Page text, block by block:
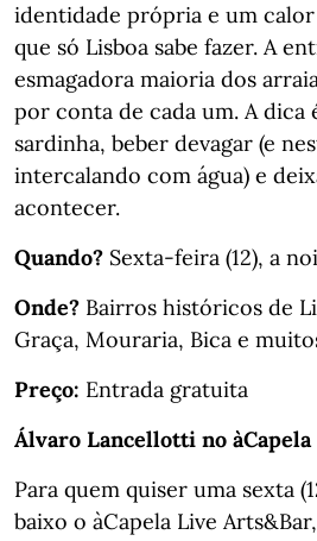
identidade própria e um
que só Lisboa sabe fazer. A
esmagadora maioria dos
por conta de cada um. A
sardinha, beber devagar (e
intercalando com água) e
acontecer.
Quando? Sexta-feira (12), a
Onde? Bairros históricos de
Graça, Mouraria, Bica e
Preço: Entrada gratuita
Álvaro Lancellotti no àCapela
Para quem quiser uma sexta
baixo o àCapela Live